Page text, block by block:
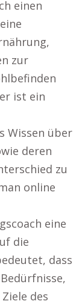
einen
zur
ist ein
Wissen über
deren
zu
online
eine
die
dass
des